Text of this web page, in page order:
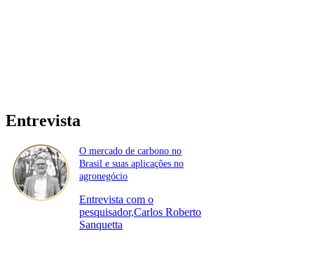
Entrevista
O mercado de carbono no
Brasil e suas aplicações no
agronegócio
Entrevista com o
pesquisador,Carlos Roberto
Sanquetta